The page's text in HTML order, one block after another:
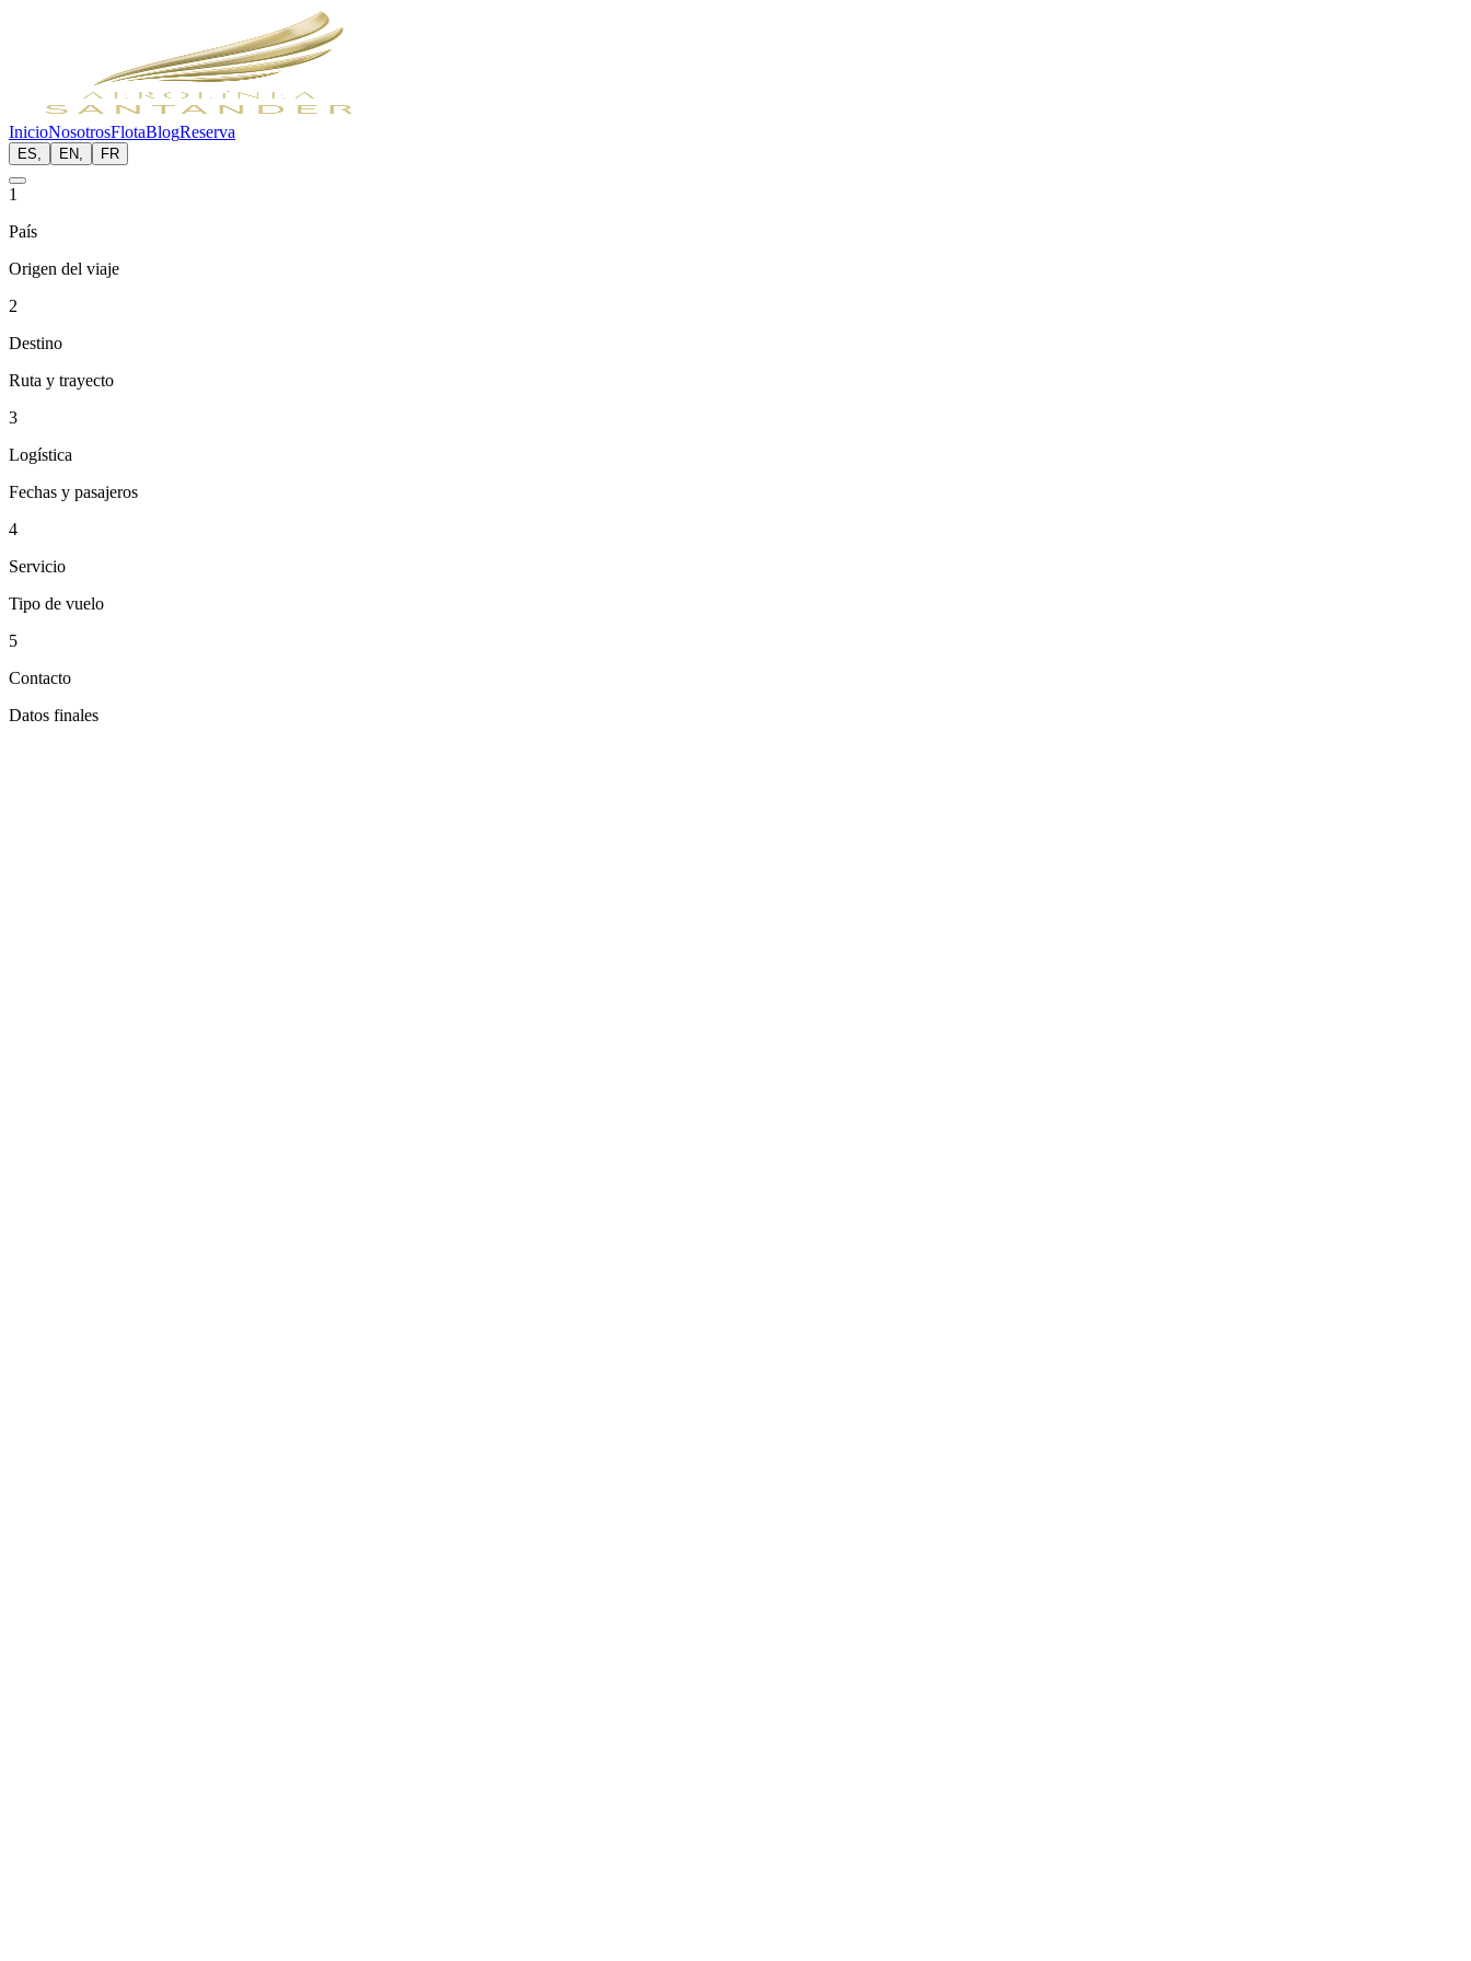
InicioNosotrosFlotaBlogReserva
ES, EN, FR
1
País
Origen del viaje
2
Destino
Ruta y trayecto
3
Logística
Fechas y pasajeros
4
Servicio
Tipo de vuelo
5
Contacto
Datos finales